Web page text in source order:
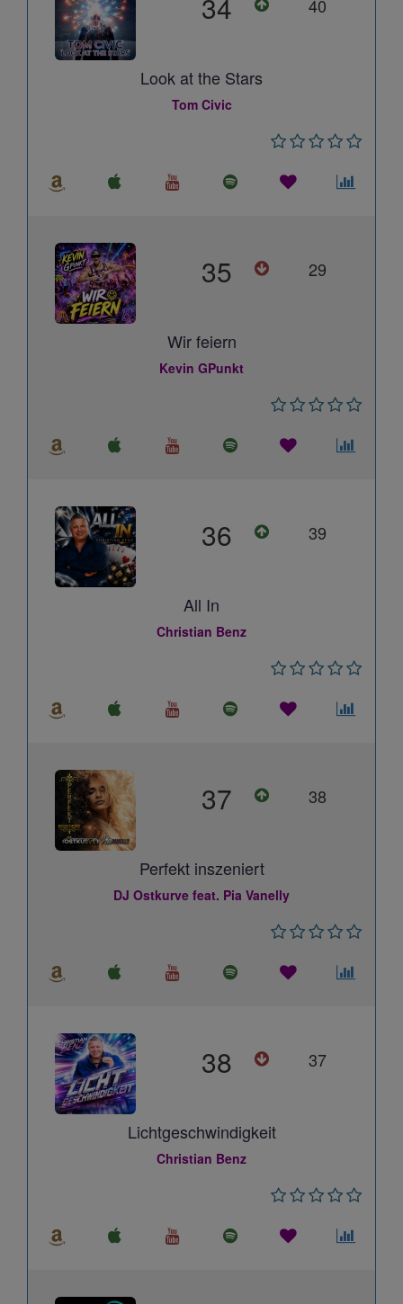
40
Look at the Stars
Tom Civic
35 29
Wir feiern
Kevin GPunkt
36 39
All In
Christian Benz
37 38
Perfekt inszeniert
DJ Ostkurve feat. Pia Vanelly
38 37
Lichtgeschwindigkeit
Christian Benz